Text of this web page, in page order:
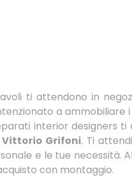
ti attendono in
a ammobiliare
interior designers
Vittorio Grifoni. Ti
e le tue necessità.
con montaggio.